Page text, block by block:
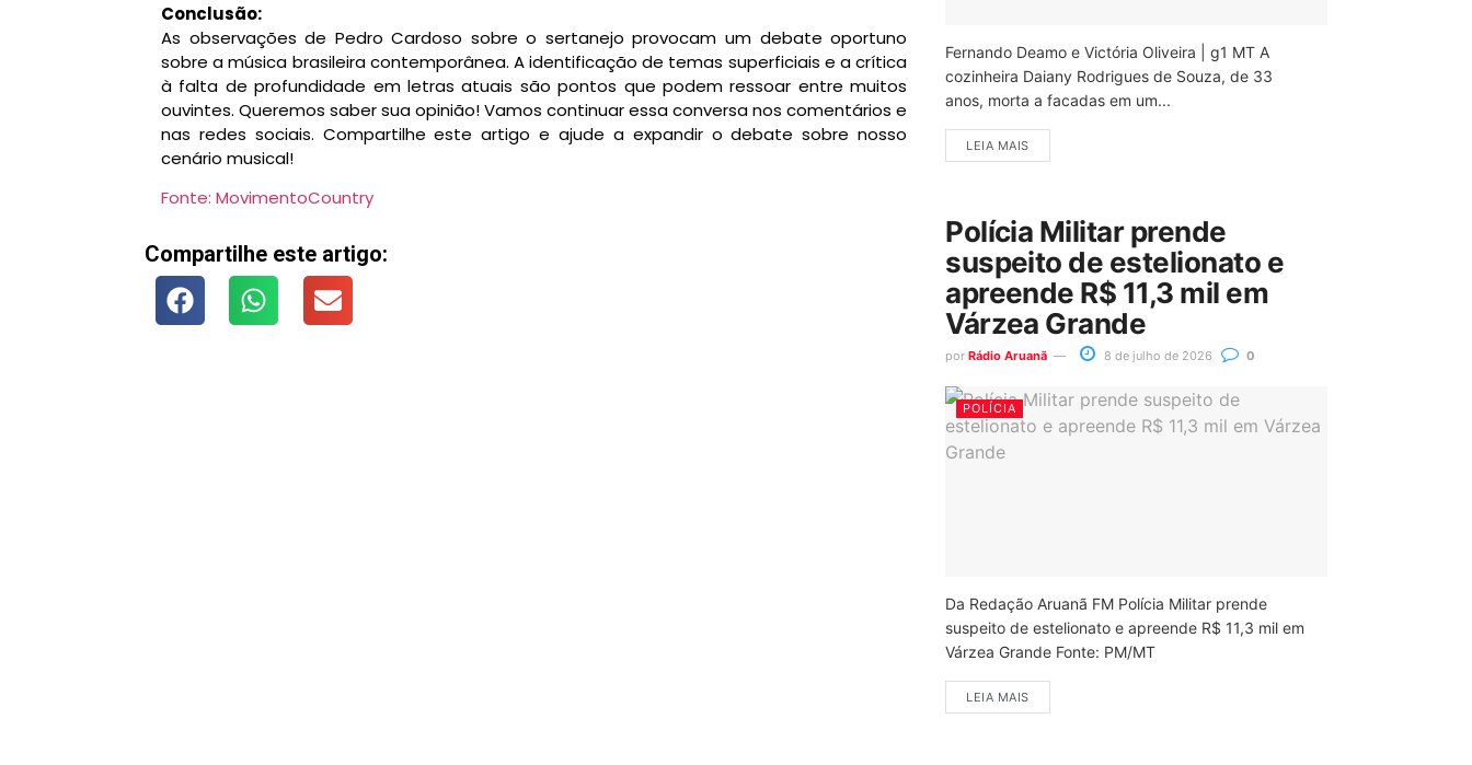
Conclusão:
As observações de Pedro Cardoso sobre o sertanejo provocam um debate oportuno
sobre a música brasileira contemporânea. A identificação de temas superficiais e a crítica
à falta de profundidade em letras atuais são pontos que podem ressoar entre muitos
ouvintes. Queremos saber sua opinião! Vamos continuar essa conversa nos comentários e
nas redes sociais. Compartilhe este artigo e ajude a expandir o debate sobre nosso
cenário musical!
Fonte: MovimentoCountry
Compartilhe este artigo:
Fernando Deamo e Victória Oliveira | g1 MT A
cozinheira Daiany Rodrigues de Souza, de 33
anos, morta a facadas em um...
LEIA MAIS
Polícia Militar prende
suspeito de estelionato e
apreende R$ 11,3 mil em
Várzea Grande
por Rádio Aruanã 8 de julho de 2026 0
POLÍCIA
Da Redação Aruanã FM Polícia Militar prende
suspeito de estelionato e apreende R$ 11,3 mil em
Várzea Grande Fonte: PM/MT
LEIA MAIS